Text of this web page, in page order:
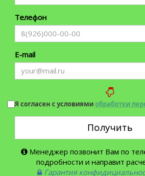
Телефон
E-mail
Я согласен с условиямиобработки
Получить
Менеджер позвонит Вам по
подробности и направит
Гарантия